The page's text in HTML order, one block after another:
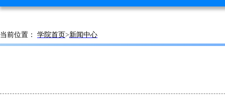
图片新闻
学院简介
组织机构
当前位置： 学院首页>新闻中心